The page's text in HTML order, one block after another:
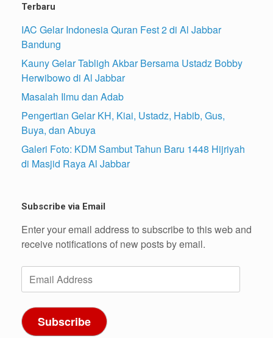
Terbaru
IAC Gelar Indonesia Quran Fest 2 di Al Jabbar
Bandung
Kauny Gelar Tabligh Akbar Bersama Ustadz Bobby
Herwibowo di Al Jabbar
Masalah Ilmu dan Adab
Pengertian Gelar KH, Kiai, Ustadz, Habib, Gus,
Buya, dan Abuya
Galeri Foto: KDM Sambut Tahun Baru 1448 Hijriyah
di Masjid Raya Al Jabbar
Subscribe via Email
Enter your email address to subscribe to this web and
receive notifications of new posts by email.
Email
Address
Subscribe